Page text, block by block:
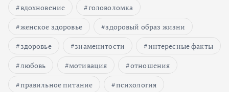
вдохновение
головоломка
женское здоровье
здоровый образ жизни
здоровье
знаменитости
интересные факты
любовь
мотивация
отношения
правильное питание
психология